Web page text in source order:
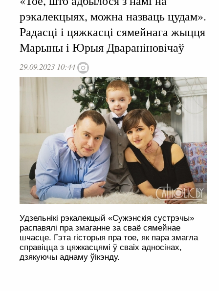
рэкалекцыях, можна назваць цудам».
Радасці і цяжкасці сямейнага жыцця
Марыны і Юрыя Дваранiновiчаў
29.09.2023 10:44
Удзельнікі рэкалекцый «Сужэнскія сустрэчы»
распавялі пра змаганне за сваё сямейнае
шчасце. Гэта гісторыя пра тое, як пара змагла
справіцца з цяжкасцямі ў сваіх адносінах,
дзякуючы аднаму ўікэнду.